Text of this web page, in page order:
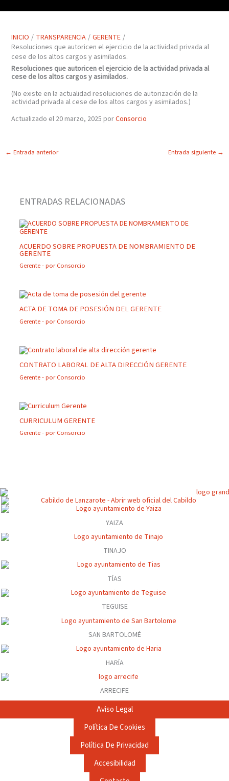
INICIO TRANSPARENCIA
GERENTE
Resoluciones que autoricen el ejercicio de la actividad privada al
cese de los altos cargos y asimilados.
Resoluciones que autoricen el ejercicio de la actividad privada al
cese de los altos cargos y asimilados.
(No existe en la actualidad resoluciones de autorización de la
actividad privada al cese de los altos cargos y asimilados.)
Actualizado el 20 marzo, 2025 porConsorcio
← Entrada anterior Entrada siguiente →
ENTRADAS RELACIONADAS
ACUERDO SOBRE PROPUESTA DE NOMBRAMIENTO DE
GERENTE
Gerente- por Consorcio
ACTA DE TOMA DE POSESIÓN DEL GERENTE
Gerente- por Consorcio
CONTRATO LABORAL DE ALTA DIRECCIÓN GERENTE
Gerente- por Consorcio
CURRICULUM GERENTE
Gerente- por Consorcio
YAIZA
TINAJO
TÍAS
TEGUISE
SAN BARTOLOMÉ
HARÍA
ARRECIFE
Aviso Legal
Política De Cookies
Política De Privacidad
Accesibilidad